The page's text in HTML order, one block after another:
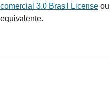
comercial 3.0 Brasil License
equivalente.